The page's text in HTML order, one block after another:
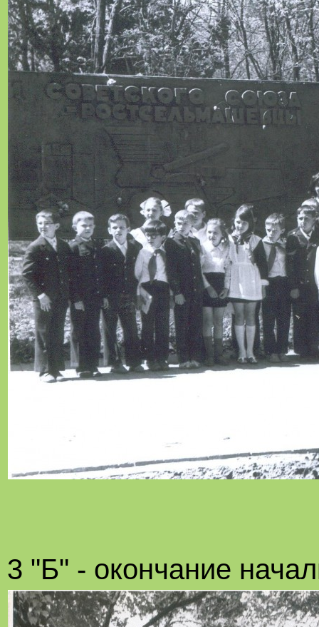
3 "Б" - окончание